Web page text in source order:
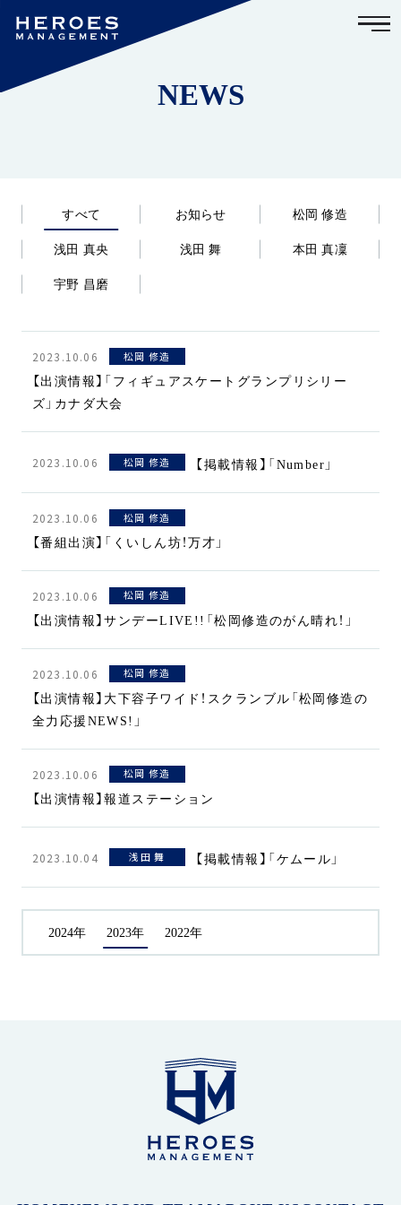
NEWS
すべて お知らせ 松岡 修造
浅田 真央 浅田 舞 本田 真凜
宇野 昌磨
2023.10.06 松岡 修造
【出演情報】「フィギュアスケートグランプリシリー
ズ」カナダ大会
2023.10.06 松岡 修造 【掲載情報】「Number」
2023.10.06 松岡 修造
【番組出演】「くいしん坊！万才」
2023.10.06 松岡 修造
【出演情報】サンデーLIVE!!「松岡修造のがん晴れ！」
2023.10.06 松岡 修造
【出演情報】大下容子ワイド！スクランブル「松岡修造の
全力応援NEWS!」
2023.10.06 松岡 修造
【出演情報】報道ステーション
2023.10.04 浅田 舞 【掲載情報】「ケムール」
2024年 2023年 2022年